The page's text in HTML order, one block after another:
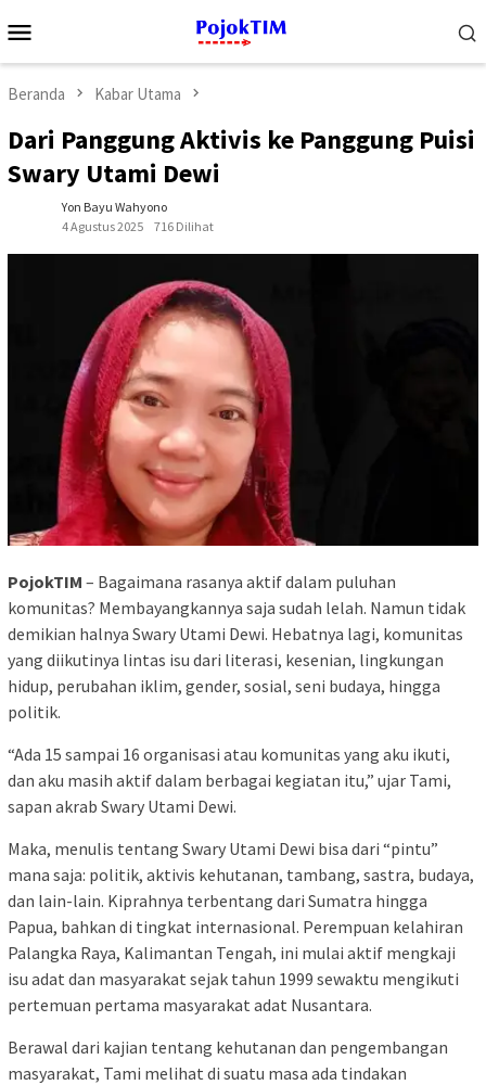
ke
Mobile
Beranda Kabar Utama
Dari Panggung Aktivis ke Panggung Puisi
Swary Utami Dewi
Yon Bayu Wahyono
4 Agustus 2025
716 Dilihat
PojokTIM – Bagaimana rasanya aktif dalam puluhan
komunitas? Membayangkannya saja sudah lelah. Namun tidak
demikian halnya Swary Utami Dewi. Hebatnya lagi, komunitas
yang diikutinya lintas isu dari literasi, kesenian, lingkungan
hidup, perubahan iklim, gender, sosial, seni budaya, hingga
politik.
“Ada 15 sampai 16 organisasi atau komunitas yang aku ikuti,
dan aku masih aktif dalam berbagai kegiatan itu,” ujar Tami,
sapan akrab Swary Utami Dewi.
Maka, menulis tentang Swary Utami Dewi bisa dari “pintu”
mana saja: politik, aktivis kehutanan, tambang, sastra, budaya,
dan lain-lain. Kiprahnya terbentang dari Sumatra hingga
Papua, bahkan di tingkat internasional. Perempuan kelahiran
Palangka Raya, Kalimantan Tengah, ini mulai aktif mengkaji
isu adat dan masyarakat sejak tahun 1999 sewaktu mengikuti
pertemuan pertama masyarakat adat Nusantara.
Berawal dari kajian tentang kehutanan dan pengembangan
masyarakat, Tami melihat di suatu masa ada tindakan